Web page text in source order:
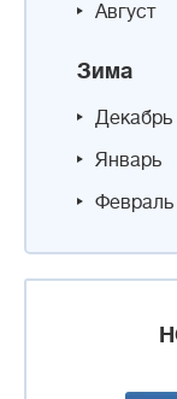
Август
Зима
Декабрь
Январь
Февраль